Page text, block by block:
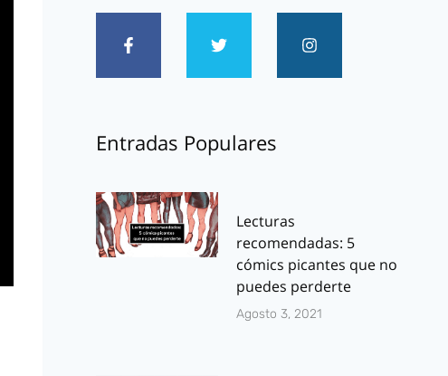
Entradas Populares
Lecturas
recomendadas: 5
cómics picantes que no
puedes perderte
Agosto 3, 2021